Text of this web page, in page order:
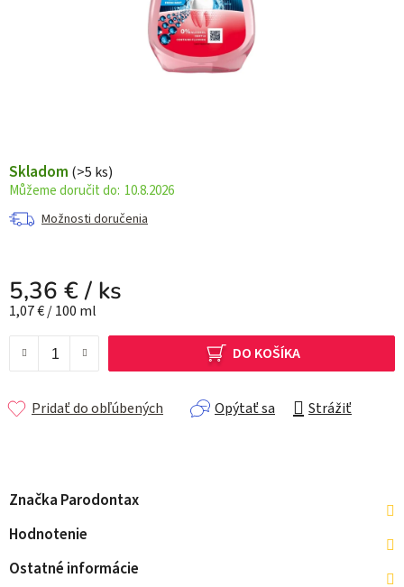
Skladom (>5 ks)
10.8.2026
Možnosti doručenia
5,36 €/ ks
Jednotková cena:
1,07 € / 100 ml
DO KOŠÍKA
Opýtať sa Strážiť
Pridať do obľúbených
Značka Parodontax
Hodnotenie
Ostatné informácie